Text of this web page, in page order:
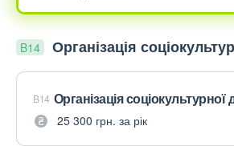
B14 Організація
B14 Організація соціокультурної
25 300 грн. за рік